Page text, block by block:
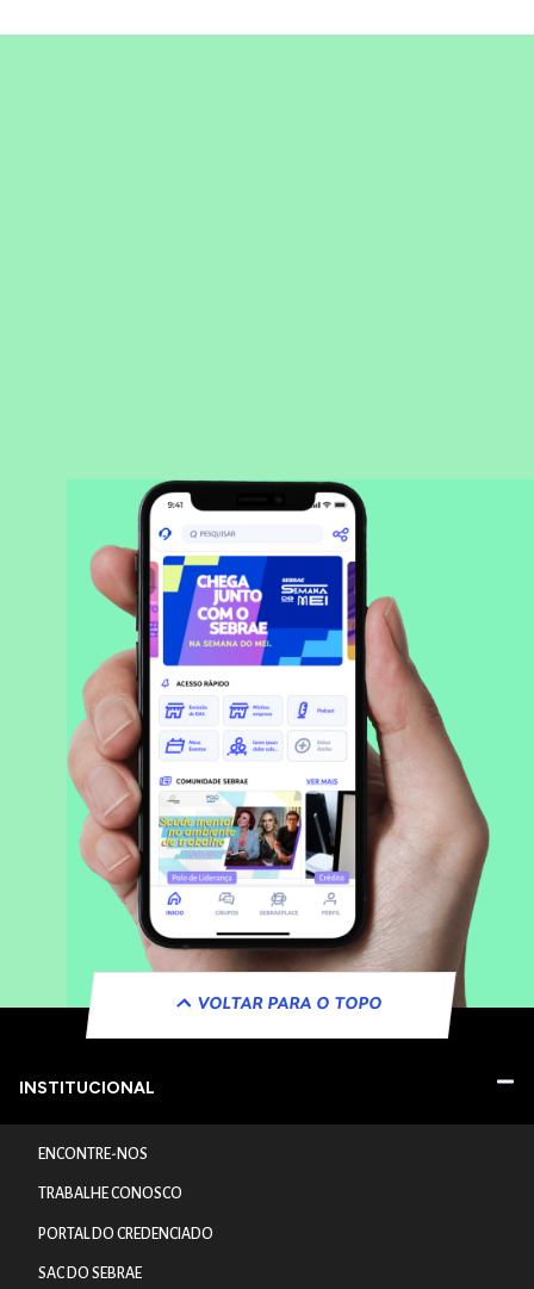
VOLTAR PARA O TOPO
INSTITUCIONAL
ENCONTRE-NOS
TRABALHE CONOSCO
PORTAL DO CREDENCIADO
SAC DO SEBRAE